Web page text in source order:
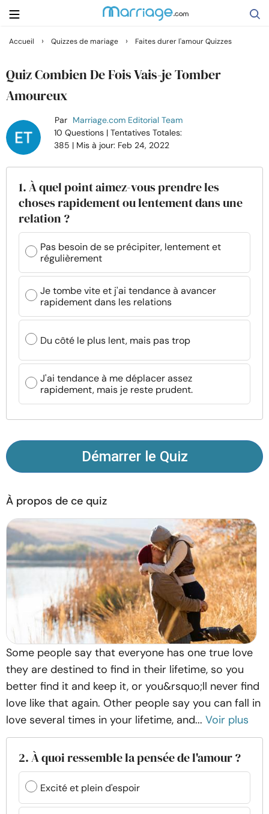
Relations
Aide
Cours
Ressources
Communauté
Trouver un thérapeute
Langue
nous
© Copyright 2026. Tous droits réservés.
Accueil › Quizzes de mariage › Faites durer l'amour Quizzes
Quiz Combien De Fois Vais-je Tomber
Amoureux
Par Marriage.com Editorial Team
10 Questions | Tentatives Totales:
385 | Mis à jour: Feb 24, 2022
1. À quel point aimez-vous prendre les
choses rapidement ou lentement dans une
relation ?
Pas besoin de se précipiter, lentement et
régulièrement
Je tombe vite et j'ai tendance à avancer
rapidement dans les relations
Du côté le plus lent, mais pas trop
J'ai tendance à me déplacer assez
rapidement, mais je reste prudent.
Démarrer le Quiz
À propos de ce quiz
Some people say that everyone has one true love
they are destined to find in their lifetime, so you
better find it and keep it, or you&rsquo;ll never find
love like that again. Other people say you can fall in
love several times in your lifetime, and... Voir plus
2. À quoi ressemble la pensée de l'amour ?
Excité et plein d'espoir